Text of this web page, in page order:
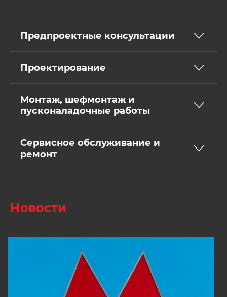
Предпроектные консультации
Проектирование
Монтаж, шефмонтаж и
пусконаладочные работы
Сервисное обслуживание и
ремонт
Новости